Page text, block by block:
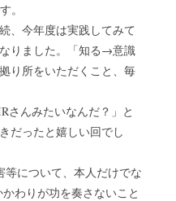
。
、今年度は実践してみて
りました。「知る→意識
り所をいただくこと、毎
さんみたいなんだ？」と
だったと嬉しい回でし
について、本人だけでな
わりが功を奏さないこと